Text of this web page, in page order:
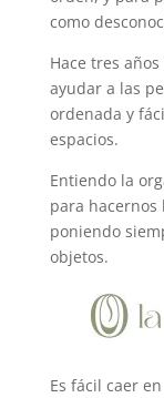
como
Hace tres
ayudar a las
ordenada y
espacios.
Entiendo la
para hacernos
poniendo
objetos.
Es fácil caer